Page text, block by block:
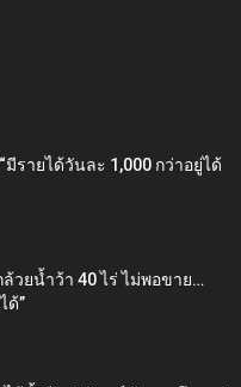
มีรายได้วันละ 1,000 กว่าอยู่ได้
วยน้ำว้า 40 ไร่ ไม่พอขาย…
ด้”‬